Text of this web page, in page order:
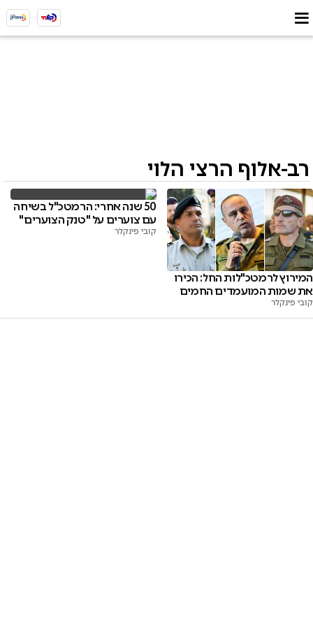
רב-אלוף הרצי הלוי
המירוץ לרמטכ"לות החל: הכירו
את שמות המועמדים החמים
קובי פינקלר
50 שנה אחרי: הרמטכ"ל בשיחה
עם צוערים על "טנק הצוערים"
קובי פינקלר